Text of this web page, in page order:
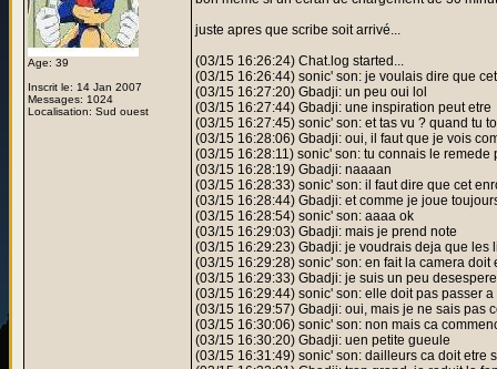
Age: 39
Inscrit le: 14 Jan 2007
Messages: 1024
Localisation: Sud ouest
juste apres que scribe soit arrivé...
(03/15 16:26:24) Chat.log started...
(03/15 16:26:44) sonic' son: je voulais dire que
(03/15 16:27:20) Gbadji: un peu oui lol
(03/15 16:27:44) Gbadji: une inspiration peut etre
(03/15 16:27:45) sonic' son: et tas vu ? quand tu
(03/15 16:28:06) Gbadji: oui, il faut que je vois
(03/15 16:28:11) sonic' son: tu connais le
(03/15 16:28:19) Gbadji: naaaan
(03/15 16:28:33) sonic' son: il faut dire que cet
(03/15 16:28:44) Gbadji: et comme je joue
(03/15 16:28:54) sonic' son: aaaa ok
(03/15 16:29:03) Gbadji: mais je prend note
(03/15 16:29:23) Gbadji: je voudrais deja que les
(03/15 16:29:28) sonic' son: en fait la camera doit
(03/15 16:29:33) Gbadji: je suis un peu
(03/15 16:29:44) sonic' son: elle doit pas passer a
(03/15 16:29:57) Gbadji: oui, mais je ne sais pas
(03/15 16:30:06) sonic' son: non mais ca
(03/15 16:30:20) Gbadji: uen petite gueule
(03/15 16:31:49) sonic' son: dailleurs ca doit etre